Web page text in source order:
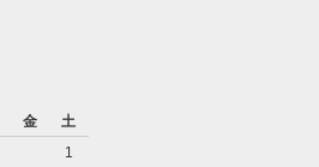
金
土
1